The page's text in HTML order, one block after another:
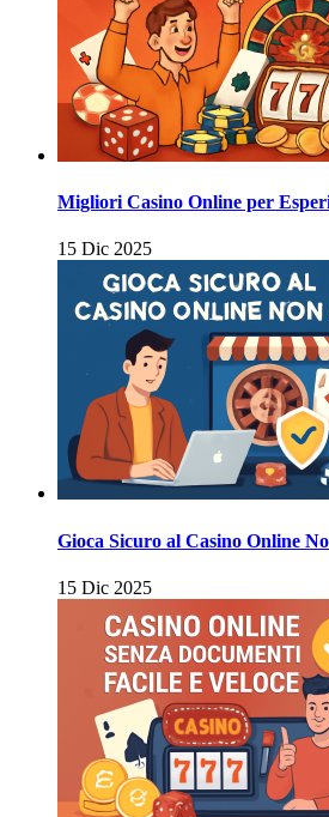
Migliori Casino Online per
15 Dic 2025
Gioca Sicuro al Casino Online
15 Dic 2025